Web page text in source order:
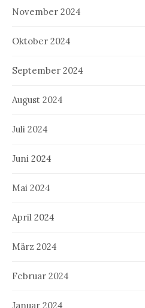
November 2024
Oktober 2024
September 2024
August 2024
Juli 2024
Juni 2024
Mai 2024
April 2024
März 2024
Februar 2024
Januar 2024